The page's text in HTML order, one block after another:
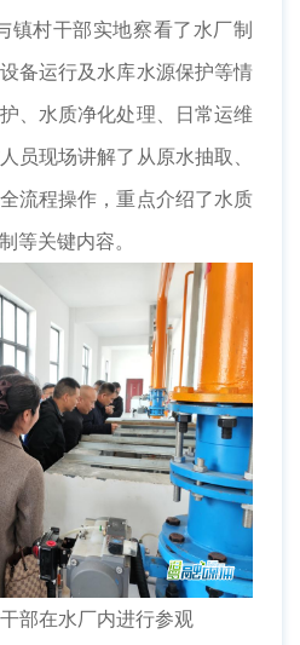
村干部实地察看了水厂制
备运行及水库水源保护等情
、水质净化处理、日常运维
员现场讲解了从原水抽取、
流程操作，重点介绍了水质
等关键内容。
部在水厂内进行参观